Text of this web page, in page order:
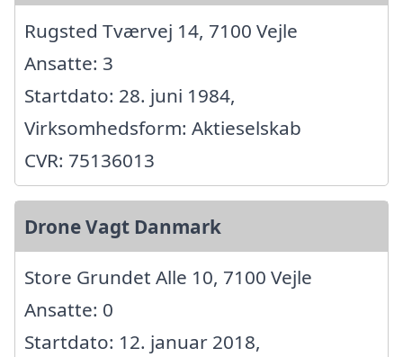
Rugsted Tværvej 14, 7100 Vejle
Ansatte: 3
Startdato: 28. juni 1984,
Virksomhedsform: Aktieselskab
CVR: 75136013
Drone Vagt Danmark
Store Grundet Alle 10, 7100 Vejle
Ansatte: 0
Startdato: 12. januar 2018,